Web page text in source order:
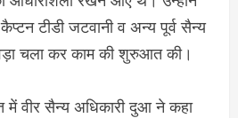
टीडी जटवानी व अन्य पूर्व सैन्य
चला कर काम की शुरुआत की।
में वीर सैन्य अधिकारी दुआ ने कहा